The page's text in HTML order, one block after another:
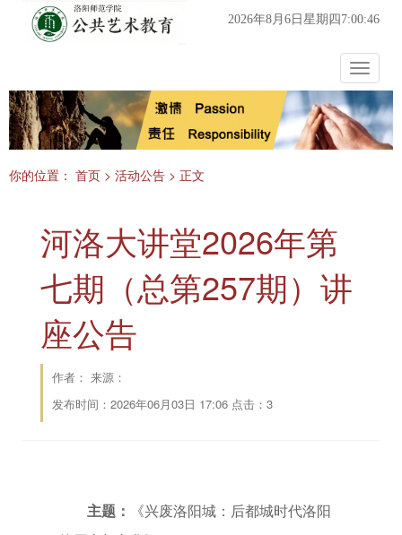
2026年8月6日星期四7:00:46
Toggle
你的位置： 首页 > 活动公告 > 正文
河洛大讲堂2026年第
七期（总第257期）讲
座公告
作者： 来源：
发布时间：2026年06月03日 17:06 点击： 3
主题：
《兴废洛阳城：后都城时代洛阳